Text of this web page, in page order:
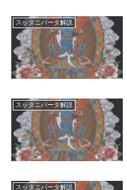
スッタニパータ解説
スッタニパータ解説
スッタニパータ解説